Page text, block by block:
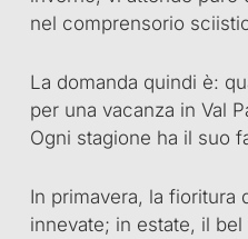
nel comprensorio
La domanda quindi è:
per una vacanza in Val
Ogni stagione ha il suo
In primavera, la fioritura
innevate; in estate, il